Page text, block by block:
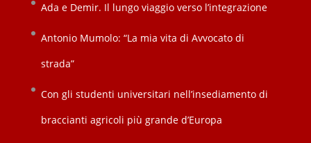
Ada e Demir. Il lungo viaggio verso l’integrazione
Antonio Mumolo: “La mia vita di Avvocato di
strada”
Con gli studenti universitari nell’insediamento di
braccianti agricoli più grande d’Europa